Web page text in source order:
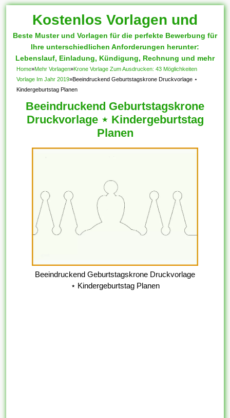
Kostenlos Vorlagen und
Muster
Beste Muster und Vorlagen für die perfekte Bewerbung für
Ihre unterschiedlichen Anforderungen herunter:
Lebenslauf, Einladung, Kündigung, Rechnung und mehr
Home»Mehr Vorlagen»Krone Vorlage Zum Ausdrucken: 43 Möglichkeiten
Vorlage Im Jahr 2019»Beeindruckend Geburtstagskrone Druckvorlage ⋆
Kindergeburtstag Planen
Beeindruckend Geburtstagskrone
Druckvorlage ⋆ Kindergeburtstag
Planen
Beeindruckend Geburtstagskrone Druckvorlage
⋆ Kindergeburtstag Planen